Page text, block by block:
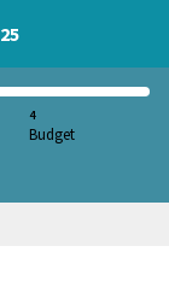
4
Budget